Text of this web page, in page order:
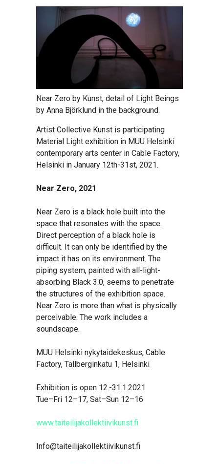
Near Zero by Kunst, detail of Light Beings
by Anna Björklund in the background.
Artist Collective Kunst is participating
Material Light exhibition in MUU Helsinki
contemporary arts center in Cable Factory,
Helsinki in January 12th-31st, 2021.
Near Zero, 2021
Near Zero is a black hole built into the
space that resonates with the space.
Direct perception of a black hole is
difficult. It can only be identified by the
impact it has on its environment. The
piping system, painted with all-light-
absorbing Black 3.0, seems to penetrate
the structures of the exhibition space.
Near Zero is more than what is physically
perceivable. The work includes a
soundscape.
MUU Helsinki nykytaidekeskus, Cable
Factory, Tallberginkatu 1, Helsinki
Exhibition is open 12.-31.1.2021
Tue–Fri 12–17, Sat–Sun 12–16
www.taiteilijakollektiivikunst.fi
Info@taiteilijakollektiivikunst.fi